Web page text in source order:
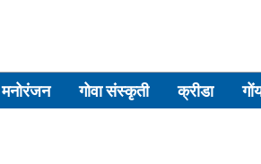
मनोरंजन गोवा संस्कृती क्रीडा